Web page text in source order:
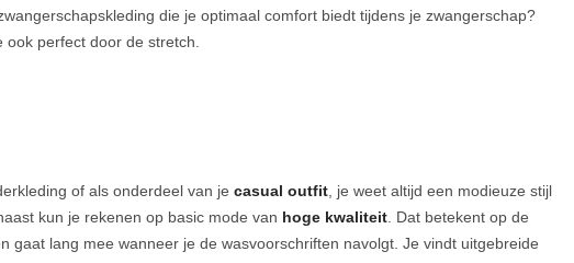
die je optimaal comfort biedt tijdens je zwangerschap?
ook perfect door de stretch.
of als onderdeel van je casual outfit , je weet altijd een modieuze stijl
kun je rekenen op basic mode van hoge kwaliteit . Dat betekent op de
lang mee wanneer je de wasvoorschriften navolgt. Je vindt uitgebreide